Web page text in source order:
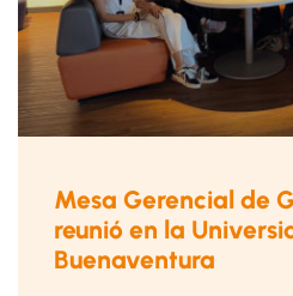
Mesa Gerencial de
reunió en la
Buenaventura